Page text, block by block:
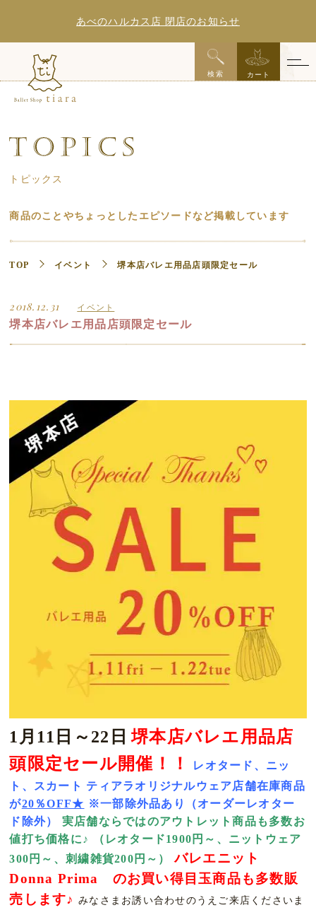
あべのハルカス店 閉店のお知らせ
x
検索 カート
トピックス
商品のことやちょっとしたエピソードなど掲載しています
TOP イベント 堺本店バレエ用品店頭限定セール
2018.12.31 イベント
堺本店バレエ用品店頭限定セール
1月11日～22日 堺本店バレエ用品店
頭限定セール開催！！
レオタード、ニッ
ト、スカート ティアラオリジナルウェア店舗在庫商品
が20％OFF★ ※一部除外品あり（オーダーレオター
ド除外）
実店舗ならではのアウトレット商品も多数お
値打ち価格に♪
（レオタード1900円～、ニットウェア
300円～、刺繍雑貨200円～）
バレエニット
Donna Prima のお買い得目玉商品も多数販
売します♪ みなさまお誘い合わせのうえご来店くださいま